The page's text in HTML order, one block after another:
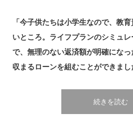
「今子供たちは小学生なので、教
いところ。ライフプランのシミュ
で、無理のない返済額が明確にな
収まるローンを組むことができまし
続きを読む